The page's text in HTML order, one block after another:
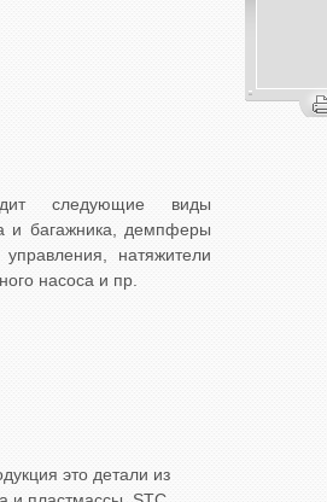
следующие виды
и багажника, демпферы
натяжители
насоса и пр.
это детали из